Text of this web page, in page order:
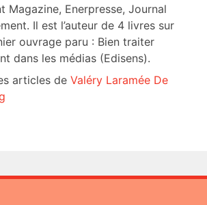
Magazine, Enerpresse, Journal
Il est l’auteur de 4 livres sur
ouvrage paru : Bien traiter
dans les médias (Edisens).
articles de Valéry Laramée De